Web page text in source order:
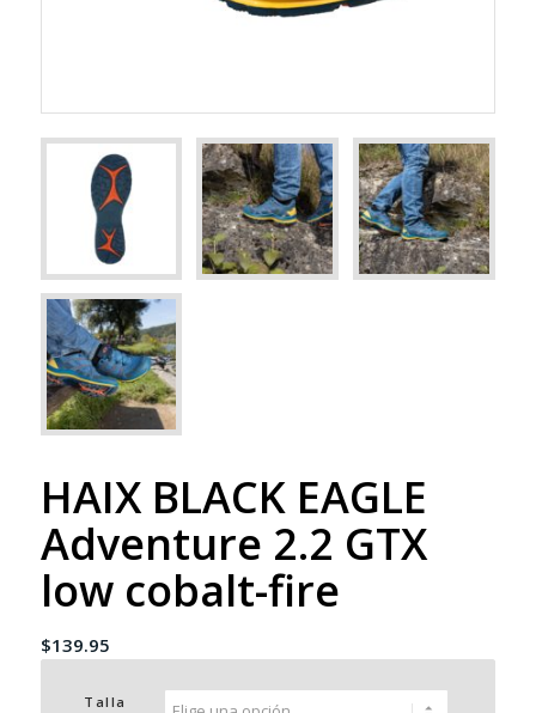
HAIX BLACK EAGLE
Adventure 2.2 GTX
low cobalt-fire
$139.95
Talla